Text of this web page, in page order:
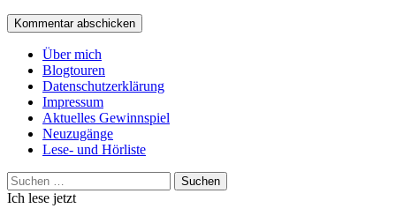
Über mich
Blogtouren
Datenschutzerklärung
Impressum
Aktuelles Gewinnspiel
Neuzugänge
Lese- und Hörliste
Suchen
nach:
Ich lese jetzt